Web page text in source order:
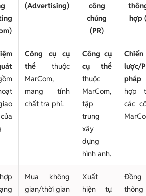
(Advertising)
công
chúng
(PR)
hợp
Công cụ cụ
thểthuộc
MarCom,
mang tính
chất trả phí.
Công cụ
cụ thể
thuộc
MarCom,
tập
trung
xây
dựng
hình ảnh.
Chiến
lược/
pháp
hợp
các
Mua không
gian/thời gian
Xuất
hiện tự